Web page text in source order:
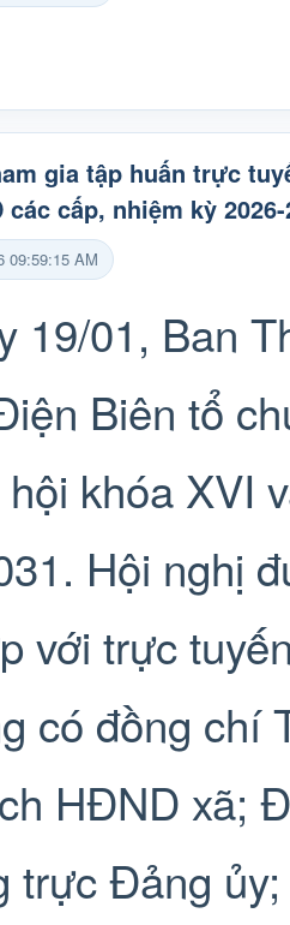
gia tập huấn trực
cấp, nhiệm kỳ 2026-
09:59:15 AM
19/01, Ban
Biên tổ
khóa XVI
Hội nghị
với trực
có đồng chí
HĐND xã;
trực Đảng